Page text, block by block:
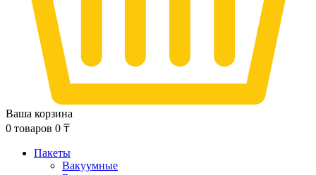
Ваша корзина
0 товаров 0 ₸
Пакеты
Вакуумные